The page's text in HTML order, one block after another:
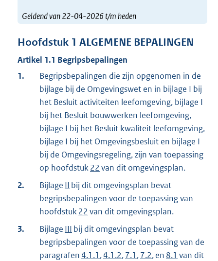
Geldend van 22-04-2026 t/m heden
Hoofdstuk 1 ALGEMENE BEPALINGEN
Artikel 1.1 Begripsbepalingen
1.
Begripsbepalingen die zijn opgenomen in de
bijlage bij de Omgevingswet en in bijlage I bij
het Besluit activiteiten leefomgeving, bijlage I
bij het Besluit bouwwerken leefomgeving,
bijlage I bij het Besluit kwaliteit leefomgeving,
bijlage I bij het Omgevingsbesluit en bijlage I
bij de Omgevingsregeling, zijn van toepassing
op hoofdstuk22van dit omgevingsplan.
2.
Bijlage II bij dit omgevingsplan bevat
begripsbepalingen voor de toepassing van
hoofdstuk22van dit omgevingsplan.
3.
Bijlage III bij dit omgevingsplan bevat
begripsbepalingen voor de toepassing van de
paragrafen 4.1.1 ,4.1.2,7.1 ,7.2, en 8.1 van dit